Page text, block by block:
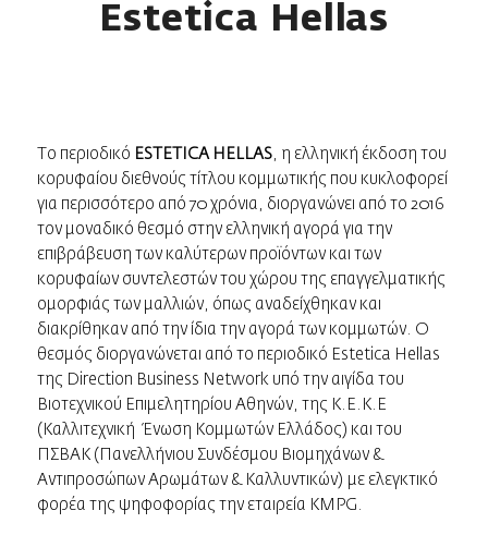
Estetica Hellas
Το περιοδικό ESTETICA HELLAS, η ελληνική έκδοση του
κορυφαίου διεθνούς τίτλου κομμωτικής που κυκλοφορεί
για περισσότερο από 70 χρόνια, διοργανώνει από το 2016
τον μοναδικό θεσμό στην ελληνική αγορά για την
επιβράβευση των καλύτερων προϊόντων και των
κορυφαίων συντελεστών του χώρου της επαγγελματικής
ομορφιάς των μαλλιών, όπως αναδείχθηκαν και
διακρίθηκαν από την ίδια την αγορά των κομμωτών. Ο
θεσμός διοργανώνεται από το περιοδικό Estetica Hellas
της Direction Business Network υπό την αιγίδα του
Βιοτεχνικού Επιμελητηρίου Αθηνών, της K.E.K.E
(Καλλιτεχνική Ένωση Κομμωτών Ελλάδος) και του
ΠΣΒΑΚ (Πανελλήνιου Συνδέσμου Βιομηχάνων &
Αντιπροσώπων Αρωμάτων & Καλλυντικών) με ελεγκτικό
φορέα της ψηφοφορίας την εταιρεία KMPG.